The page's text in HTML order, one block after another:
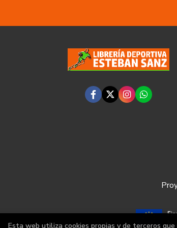
Esta web utiliza cookies propias y de terceros